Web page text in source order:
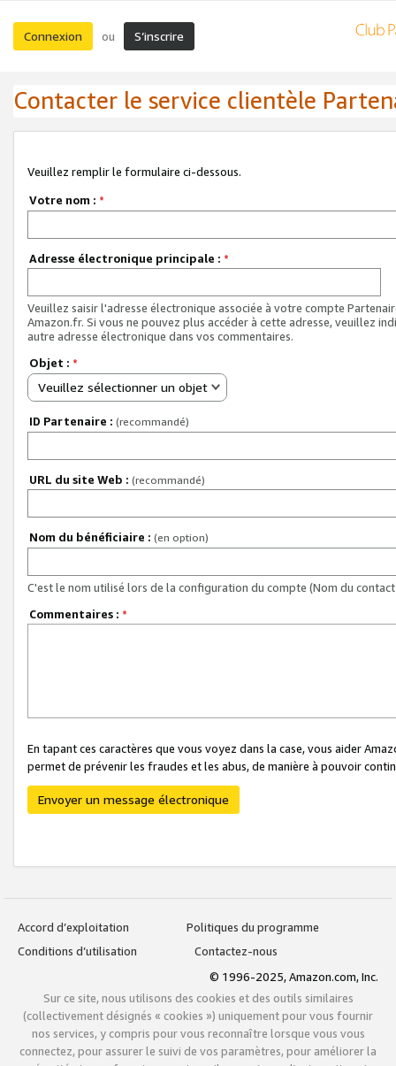
Connexion ou S’inscrire
Contacter le service clientèle
Veuillez remplir le formulaire ci-dessous.
Votre nom : *
Adresse électronique principale : *
Veuillez saisir l'adresse électronique associée à votre compte
Amazon.fr. Si vous ne pouvez plus accéder à cette adresse, veuillez
autre adresse électronique dans vos commentaires.
Objet : *
Veuillez sélectionner un objet
ID Partenaire : (recommandé)
URL du site Web : (recommandé)
Nom du bénéficiaire : (en option)
C'est le nom utilisé lors de la configuration du compte (Nom du
Commentaires : *
En tapant ces caractères que vous voyez dans la case, vous aider
permet de prévenir les fraudes et les abus, de manière à pouvoir
Envoyer un message électronique
Accord d’exploitation
Politiques du programme
Conditions d’utilisation
Contactez-nous
© 1996-2025, Amazon.com, Inc.
Sur ce site, nous utilisons des cookies et des outils similaires
(collectivement désignés « cookies ») uniquement pour vous fournir
nos services, y compris pour vous reconnaître lorsque vous vous
connectez, pour assurer le suivi de vos paramètres, pour améliorer la